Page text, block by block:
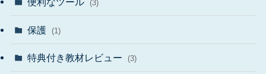
(3)
保護 (1)
特典付き教材レビュー (3)